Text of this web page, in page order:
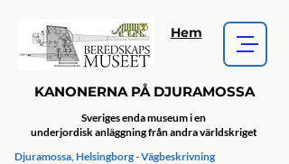
KANONERNA PÅ DJURAMOSSA
Djuramossa, Helsingborg - Vägbeskrivning
Sveriges enda museum i en
underjordisk anläggning från andra världskriget
Hem